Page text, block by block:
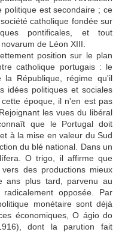
politique est secondaire ; ce
catholique fondée sur
pontificales, et tout
de Léon XIII.
position sur le plan
catholique portugais : le
la République, régime qu'il
idées politiques et sociales
époque, il n'en est pas
les vues du libéral
que le Portugal doit
à la mise en valeur du Sud
du blé national. Dans un
O trigo, il affirme que
des productions mieux
ans plus tard, parvenu au
opposée. Par
monétaire sont déjà
économiques, O ágio do
dont la parution fait